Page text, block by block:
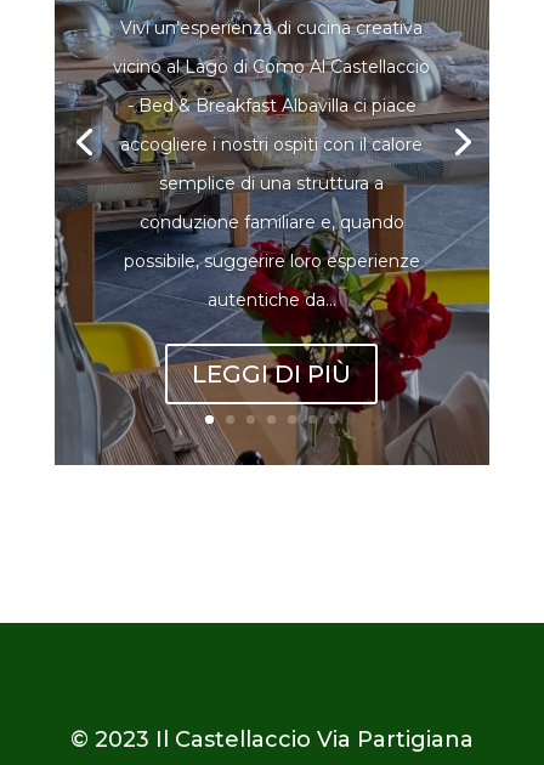
Vivi un’esperienza di cucina creativa
vicino al Lago di Como Al Castellaccio
- Bed & Breakfast Albavilla ci piace
accogliere i nostri ospiti con il calore
semplice di una struttura a
conduzione familiare e, quando
possibile, suggerire loro esperienze
autentiche da...
LEGGI DI PIÙ
© 2023 Il Castellaccio Via Partigiana